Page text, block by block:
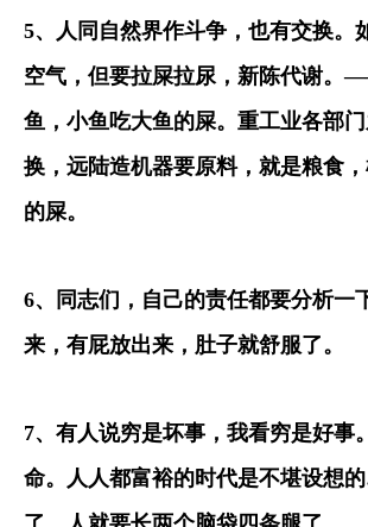
5、人同自然界作斗争，也有交换。
空气，但要拉屎拉尿，新陈代谢。
鱼，小鱼吃大鱼的屎。重工业各部
换，远陆造机器要原料，就是粮食
的屎。
6、同志们，自己的责任都要分析一
来，有屁放出来，肚子就舒服了。
7、有人说穷是坏事，我看穷是好事
命。人人都富裕的时代是不堪设想的